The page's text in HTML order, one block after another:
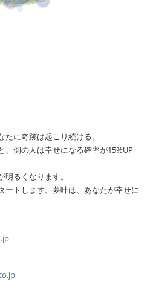
に奇跡は起こり続ける。
、側の人は幸せになる確率が15%UP
るくなります。
ートします。夢叶は、あなたが幸せに